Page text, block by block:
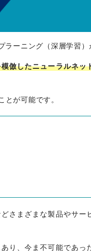
ーニング（深層学習）
倣したニューラルネッ
が可能です。
さまざまな製品やサー
り、今ま不可能であっ